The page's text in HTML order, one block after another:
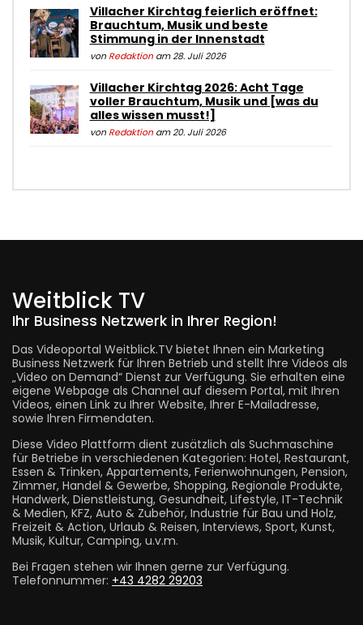
Villacher Kirchtag feierlich eröffnet:
Brauchtum, Musik und beste
Stimmung in der Innenstadt
von Redaktionam 28. Juli 2026
Villacher Kirchtag 2026: Acht Tage
voller Brauchtum, Musik und [was du
alles wissen musst!]
von Redaktionam 20. Juli 2026
Weitblick TV
Ihr Business Netzwerk in Ihrer Region!
Das Videoportal Weitblick.TV bietet Ihnen ein Marketing
Business Netzwerk für Ihren Betrieb und stellt Ihre Videos als
„Video on Demand“ Dienst zur Verfügung. Sie erhalten eine
eigene Webpage als Channel auf diesem Portal, mit Ihren
Videos, einen Link zu Ihrer Website, Ihrer E-Mailadresse,
sowie Ihren Firmendaten.
Diese Video Plattform dient zusätzlich als Suchmaschine
für Betriebe in verschiedenen Kategorien: Hotel, Restaurant,
Essen & Trinken, Appartements, Ferienwohnungen, Pension,
Zimmer, Handel & Gewerbe, Shopping, Regionale Produkte,
Handwerk, Dienstleistung, Gesundheit, Lifestyle, IT-Technik
& Medien, KFZ, Auto & Zubehör, Industrie für Bau und Holz,
Freizeit & Action, Urlaub & Reisen, Interviews, Sport, Kunst,
Musik, Kultur, Camping, u.v.m.
Bei Fragen stehen wir Ihnen gerne zur Verfügung.
Telefonnummer: +43 4282 29203